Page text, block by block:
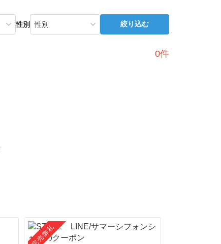
性別 絞り込む
0件
完売御礼